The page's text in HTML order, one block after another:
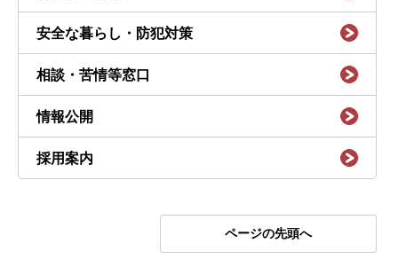
安全な暮らし・防犯対策
相談・苦情等窓口
情報公開
採用案内
ページの先頭へ